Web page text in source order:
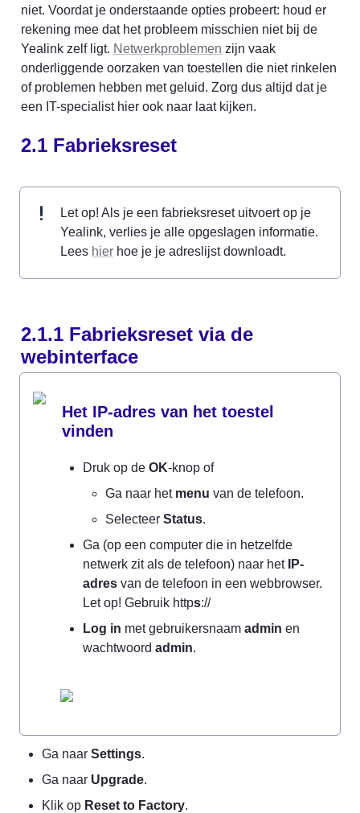
niet. Voordat je onderstaande opties probeert: houd er
rekening mee dat het probleem misschien niet bij de
Yealink zelf ligt. Netwerkproblemen zijn vaak
onderliggende oorzaken van toestellen die niet rinkelen
of problemen hebben met geluid. Zorg dus altijd dat je
een IT-specialist hier ook naar laat kijken.
2.1 Fabrieksreset
Let op! Als je een fabrieksreset uitvoert op je
Yealink, verlies je alle opgeslagen informatie.
Lees hier hoe je je adreslijst downloadt.
2.1.1 Fabrieksreset via de
webinterface
Het IP-adres van het toestel
vinden
Druk op de OK-knop of
Ga naar het menu van de telefoon.
Selecteer Status.
Ga (op een computer die in hetzelfde
netwerk zit als de telefoon) naar het IP-
adres van de telefoon in een webbrowser.
Let op! Gebruik https://
Log in met gebruikersnaam admin en
wachtwoord admin.
Ga naar Settings.
Ga naar Upgrade.
Klik op Reset to Factory.